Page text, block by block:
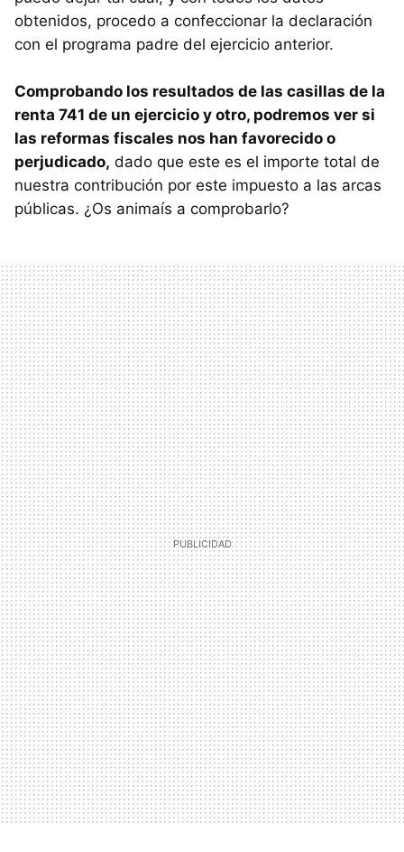
obtenidos, procedo a confeccionar la declaración
con el programa padre del ejercicio anterior.
Comprobando los resultados de las casillas de la
renta 741 de un ejercicio y otro, podremos ver si
las reformas fiscales nos han favorecido o
perjudicado, dado que este es el importe total de
nuestra contribución por este impuesto a las arcas
públicas. ¿Os animaís a comprobarlo?